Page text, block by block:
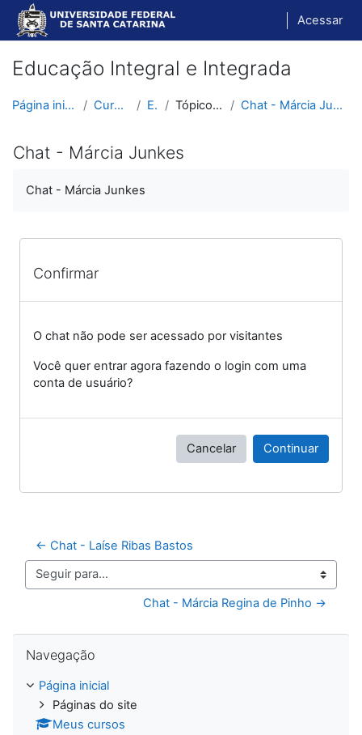
Ir para o conteúdo principal
Acessar
Educação Integral e Integrada
Página inicial Cursos EII Tópico 10 Chat - Márcia Junkes
Chat - Márcia Junkes
Chat - Márcia Junkes
Confirmar
O chat não pode ser acessado por visitantes
Você quer entrar agora fazendo o login com uma
conta de usuário?
Cancelar Continuar
← Chat - Laíse Ribas Bastos
Seguir para...
Chat - Márcia Regina de Pinho →
Navegação
Página inicial
Páginas do site
Meus cursos